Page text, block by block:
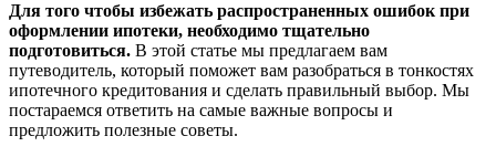
Для того чтобы избежать распространенных ошибок при
оформлении ипотеки, необходимо тщательно
подготовиться. В этой статье мы предлагаем вам
путеводитель, который поможет вам разобраться в тонкостях
ипотечного кредитования и сделать правильный выбор. Мы
постараемся ответить на самые важные вопросы и
предложить полезные советы.